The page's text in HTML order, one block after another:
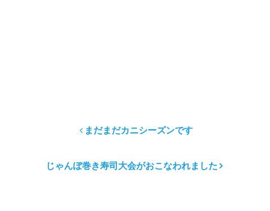
まだまだカニシーズンです
じゃんぼ巻き寿司大会がおこなわれました